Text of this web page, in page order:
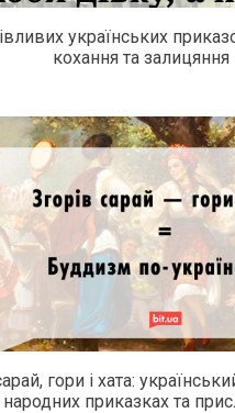
українських
кохання та залицяння
гори і хата:
народних приказках та